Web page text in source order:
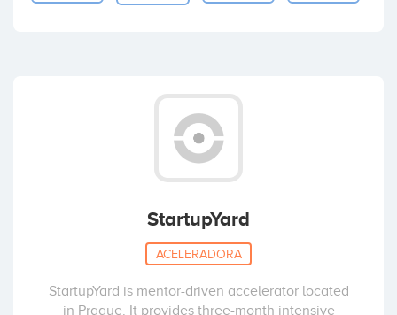
StartupYard
ACELERADORA
StartupYard is mentor-driven accelerator located
in Prague. It provides three-month intensive